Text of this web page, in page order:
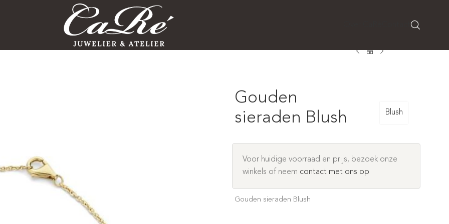
Gouden
sieraden Blush
Blush
Voor huidige voorraad en prijs, bezoek onze
winkels of neem contact met ons op
Gouden sieraden Blush